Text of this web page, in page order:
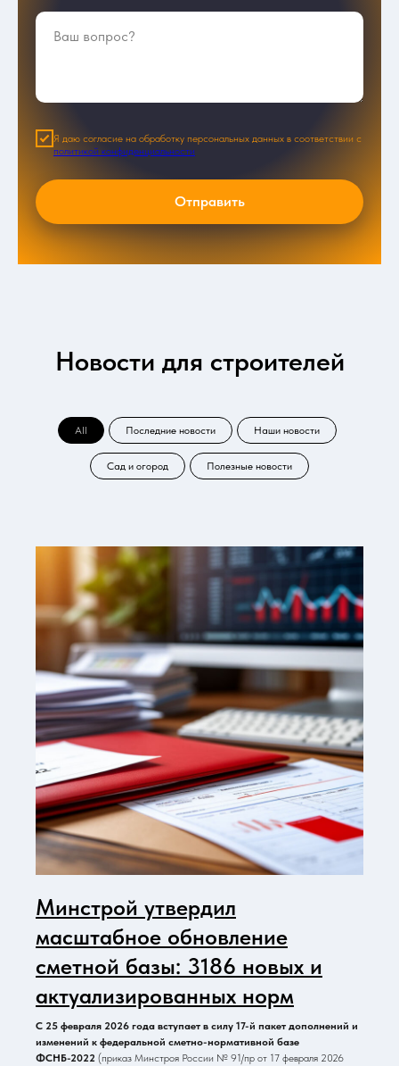
Я даю согласие на обработку персональных данных в соответствии с
политикой конфиденциальности
Отправить
Новости для строителей
All Последние новости Наши новости
Сад и огород Полезные новости
Минстрой утвердил
масштабное обновление
сметной базы: 3186 новых и
актуализированных норм
С 25 февраля 2026 года вступает в силу 17-й пакет дополнений и
изменений к федеральной сметно-нормативной базе
ФСНБ-2022 (приказ Минстроя России № 91/пр от 17 февраля 2026